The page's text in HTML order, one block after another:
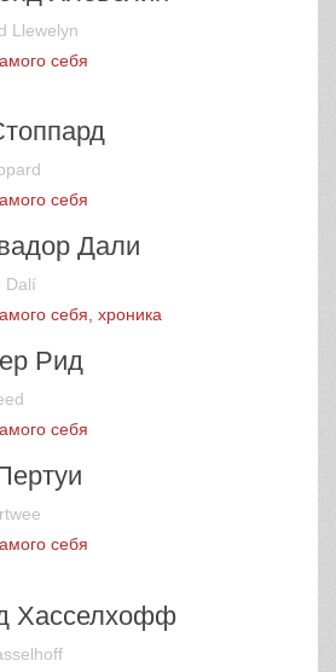
Llewelyn
себя
себя
Дали
Dalí
себя, хроника
Рид
себя
себя
Хасселхофф